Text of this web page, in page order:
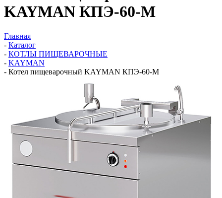
KAYMAN КПЭ-60-М
Главная
- Каталог
- КОТЛЫ ПИЩЕВАРОЧНЫЕ
- KAYMAN
- Котел пищеварочный KAYMAN КПЭ-60-М